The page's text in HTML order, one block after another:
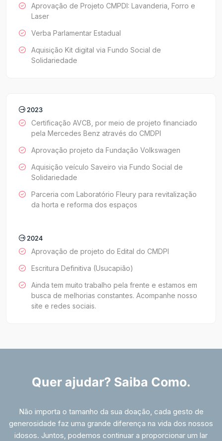
Aprovação de Projeto CMPDI: Lavanderia, Forro e
Laser
Verba Parlamentar Estadual
Aquisição Kit digital via Fundo Social de
Solidariedade
2023
Certificação AVCB, por meio de projeto financiado
pela Mercedes Benz através do CMDPI
Aprovação projeto da Fundação Volkswagen
Aquisição veículo Saveiro via Fundo Social de
Solidariedade
Parceria com Laboratório Fleury para revitalização
da horta e reforma dos espaços
2024
Aprovação de projeto do Edital do CMDPI
Escritura Definitiva (Usucapião)
Ainda tem muito trabalho pela frente e estamos em
busca de melhorias constantes. Acompanhe nosso
site e redes sociais.
Quer ajudar? Saiba Como.
Não importa o tamanho da sua doação, cada gesto de
generosidade faz uma grande diferença na vida dos nossos
idosos. Juntos, podemos continuar a proporcionar um lar